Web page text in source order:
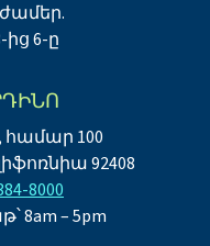
6-ը
համար 100
92408
8000
8am – 5pm